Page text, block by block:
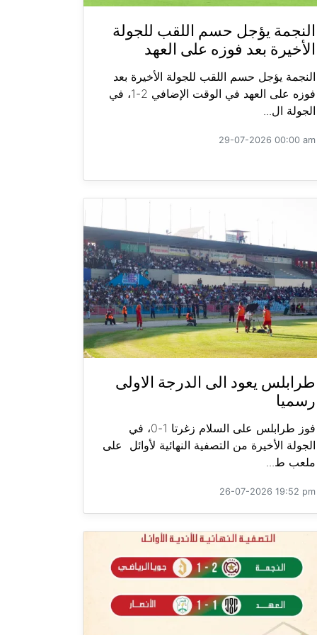
النجمة يؤجل حسم اللقب للجولة
الأخيرة بعد فوزه على العهد
النجمة يؤجل حسم اللقب للجولة الأخيرة بعد
فوزه على العهد في الوقت الإضافي 2-1، في
الجولة ال...
29-07-2026 00:00 am
طرابلس يعود الى الدرجة الاولى
رسميا
فوز طرابلس على السلام زغرتا 1-0، في
الجولة الأخيرة من التصفية النهائية لأوائل على
ملعب ط...
26-07-2026 19:52 pm